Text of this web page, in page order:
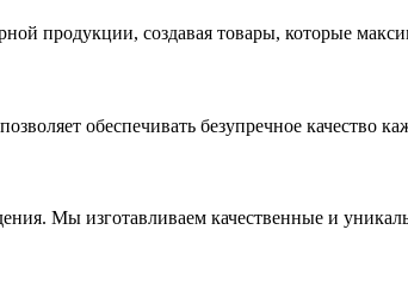
продукции, создавая товары, которые
обеспечивать безупречное качество
Мы изготавливаем качественные и